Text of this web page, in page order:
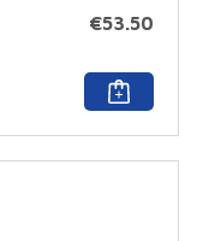
€53.50
Dit